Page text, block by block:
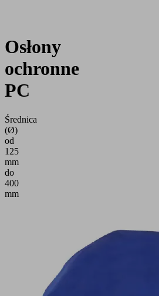
Osłony
ochronne
PC
Średnica
(Ø)
od
125
mm
do
400
mm
Wysokiej
jakości
powłoka